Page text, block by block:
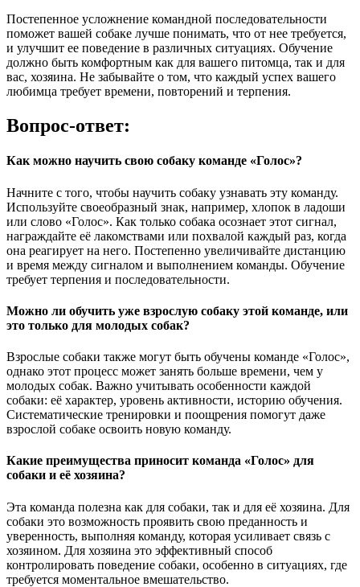
Постепенное усложнение командной последовательности
поможет вашей собаке лучше понимать, что от нее требуется,
и улучшит ее поведение в различных ситуациях. Обучение
должно быть комфортным как для вашего питомца, так и для
вас, хозяина. Не забывайте о том, что каждый успех вашего
любимца требует времени, повторений и терпения.
Вопрос-ответ:
Как можно научить свою собаку команде «Голос»?
Начните с того, чтобы научить собаку узнавать эту команду.
Используйте своеобразный знак, например, хлопок в ладоши
или слово «Голос». Как только собака осознает этот сигнал,
награждайте её лакомствами или похвалой каждый раз, когда
она реагирует на него. Постепенно увеличивайте дистанцию
и время между сигналом и выполнением команды. Обучение
требует терпения и последовательности.
Можно ли обучить уже взрослую собаку этой команде, или
это только для молодых собак?
Взрослые собаки также могут быть обучены команде «Голос»,
однако этот процесс может занять больше времени, чем у
молодых собак. Важно учитывать особенности каждой
собаки: её характер, уровень активности, историю обучения.
Систематические тренировки и поощрения помогут даже
взрослой собаке освоить новую команду.
Какие преимущества приносит команда «Голос» для
собаки и её хозяина?
Эта команда полезна как для собаки, так и для её хозяина. Для
собаки это возможность проявить свою преданность и
уверенность, выполняя команду, которая усиливает связь с
хозяином. Для хозяина это эффективный способ
контролировать поведение собаки, особенно в ситуациях, где
требуется моментальное вмешательство.